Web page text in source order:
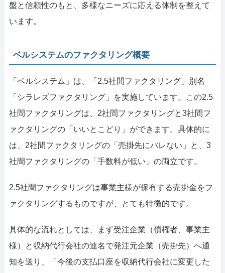
盤と信頼性のもと、多様なニーズに応える体制を整えて
います。
ベルシステムのファクタリング概要
「ベルシステム」は、「2.5社間ファクタリング」別名
「シラレズファクタリング」を実施しています。この2.5
社間ファクタリングは、2社間ファクタリングと3社間フ
ァクタリングの「いいとこどり」ができます。具体的に
は、2社間ファクタリングの「売掛先にバレない」と、3
社間ファクタリングの「手数料が低い」の両立です。
2.5社間ファクタリングは事業主様が保有する売掛金をフ
ァクタリングするものですが、とても特徴的です。
具体的な流れとしては、まず受注企業（債権者、事業主
様）と収納代行会社の連名で発注元企業（売掛先）へ通
知を送り、「今後の支払口座を収納代行会社に変更した